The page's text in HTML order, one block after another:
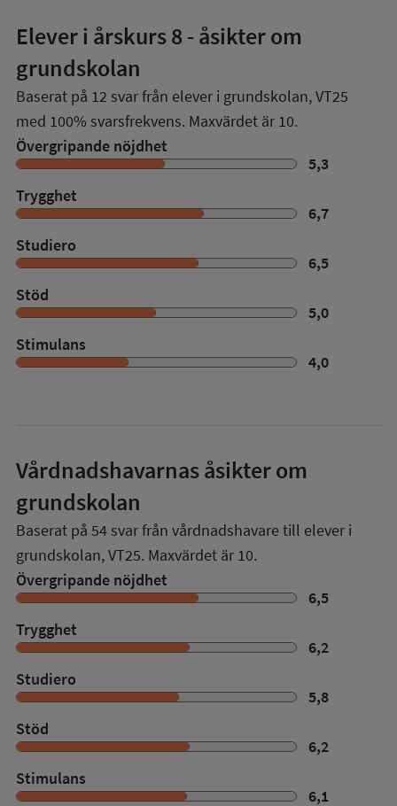
Elever i årskurs 8- åsikter om
grundskolan
Baserat på 12 svar från elever i grundskolan,VT25
med 100% svarsfrekvens. Maxvärdet är 10.
Övergripande nöjdhet
5,3
Trygghet
6,7
Studiero
6,5
Stöd
5,0
Stimulans
4,0
Vårdnadshavarnas åsikter om
grundskolan
Baserat på 54 svar från vårdnadshavare till elever i
grundskolan,VT25. Maxvärdet är 10.
Övergripande nöjdhet
6,5
Trygghet
6,2
Studiero
5,8
Stöd
6,2
Stimulans
6,1